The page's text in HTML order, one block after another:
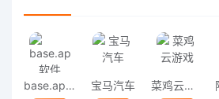
base.apk软件 宝马汽车 菜鸡云游戏